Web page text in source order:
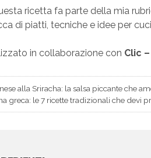
ricetta fa parte della mia
di piatti, tecniche e idee per
in collaborazione con Clic
alla Sriracha: la salsa piccante che
greca: le 7 ricette tradizionali che devi